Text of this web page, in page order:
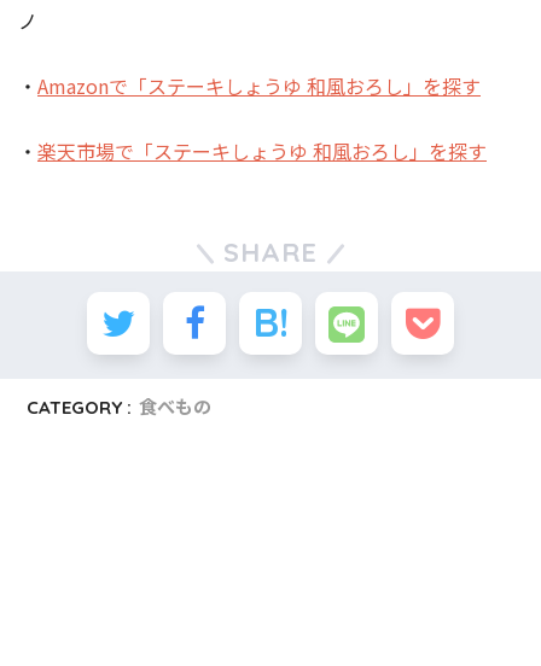
ノ
・ Amazonで「ステーキしょうゆ 和風おろし」を探す
・ 楽天市場で「ステーキしょうゆ 和風おろし」を探す
SHARE
CATEGORY : 食べもの